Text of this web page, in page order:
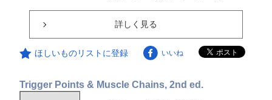
詳しく見る
ほしいものリストに登録 いいね
Trigger Points & Muscle Chains, 2nd ed.